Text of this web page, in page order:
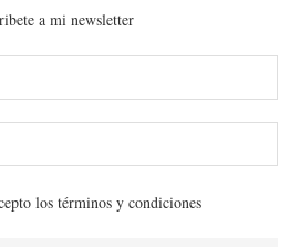
a mi newsletter
los términos y condiciones